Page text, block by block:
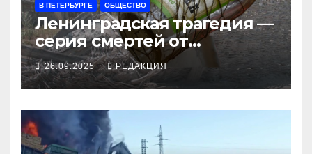
В ПЕТЕРБУРГЕ ОБЩЕСТВО
Ленинградская трагедия —
серия смертей от
алкосуррогата
26.09.2025 РЕДАКЦИЯ